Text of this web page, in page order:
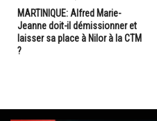
MARTINIQUE: Alfred Marie-
Jeanne doit-il démissionner et
laisser sa place à Nilor à la CTM
?